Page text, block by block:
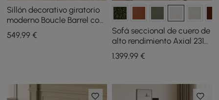
Sillón decorativo giratorio
moderno Boucle Barrel con
base de madera maciza
549,99 €
Sofá seccional de cuero de
alto rendimiento Axial 231
cm de 2 piezas con
otomana, patas doradas y
1.399,99€